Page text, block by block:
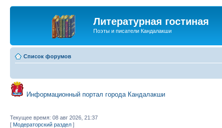
Литературная гостиная
Поэты и писатели Кандалакши
Список форумов
Информационный портал города Кандалакши
Текущее время: 08 авг 2026, 21:37
[ Модераторский раздел ]